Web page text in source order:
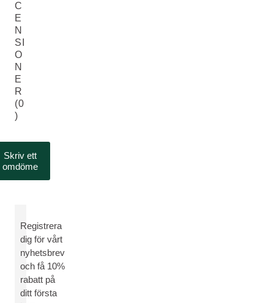
C
E
N
SI
O
N
E
R
(0
)
Skriv ett
omdöme
Registrera
dig för vårt
nyhetsbrev
och få 10%
rabatt på
ditt första